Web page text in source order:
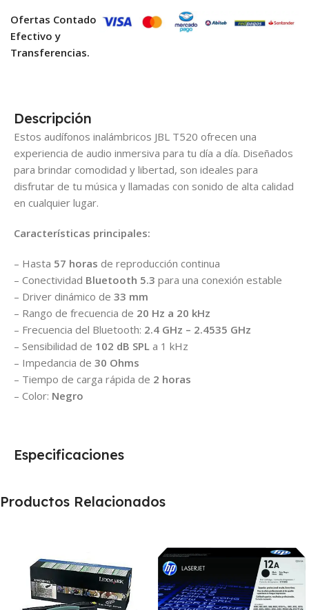
Ofertas Contado
Efectivo y
Transferencias.
Descripción
Estos audífonos inalámbricos JBL T520 ofrecen una
experiencia de audio inmersiva para tu día a día. Diseñados
para brindar comodidad y libertad, son ideales para
disfrutar de tu música y llamadas con sonido de alta calidad
en cualquier lugar.
Características principales:
– Hasta 57 horas de reproducción continua
– Conectividad Bluetooth 5.3 para una conexión estable
– Driver dinámico de 33 mm
– Rango de frecuencia de 20 Hz a 20 kHz
– Frecuencia del Bluetooth: 2.4 GHz – 2.4535 GHz
– Sensibilidad de 102 dB SPL a 1 kHz
– Impedancia de 30 Ohms
– Tiempo de carga rápida de 2 horas
– Color: Negro
Especificaciones
Productos Relacionados